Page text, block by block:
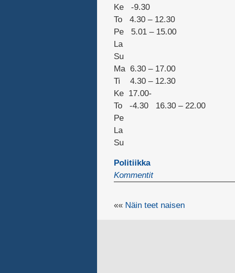
Ke -9.30
To 4.30 – 12.30
Pe 5.01 – 15.00
La
Su
Ma 6.30 – 17.00
Ti 4.30 – 12.30
Ke 17.00-
To -4.30 16.30 – 22.00
Pe
La
Su
Politiikka
Kommentit
«« Näin teet naisen